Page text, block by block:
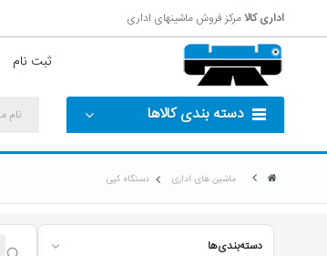
اداری کالامرکز فروش ماشینهای اداری
ثبت نام
دسته بندی کالاها
ماشین های اداری دستگاه کپی
دسته‌بندی‌ها